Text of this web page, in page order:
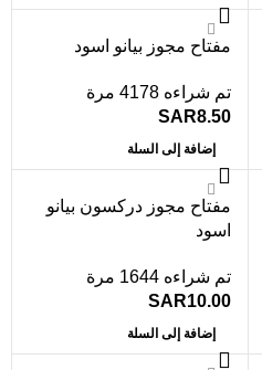
مفتاح مجوز بيانو اسود
تم شراءه 4178 مرة
SAR8.50
إضافة إلى السلة
مفتاح مجوز دركسون بيانو
اسود
تم شراءه 1644 مرة
SAR10.00
إضافة إلى السلة